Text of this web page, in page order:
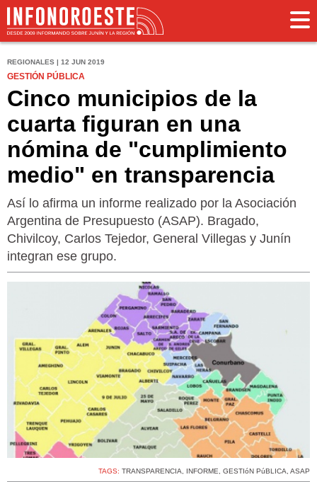
REGIONALES | 12 JUN 2019
GESTIÓN PÚBLICA
Cinco municipios de la
cuarta figuran en una
nómina de "cumplimiento
medio" en transparencia
Así lo afirma un informe realizado por la Asociación
Argentina de Presupuesto (ASAP). Bragado,
Chivilcoy, Carlos Tejedor, General Villegas y Junín
integran ese grupo.
TAGS: TRANSPARENCIA, INFORME, GESTIóN PúBLICA, ASAP